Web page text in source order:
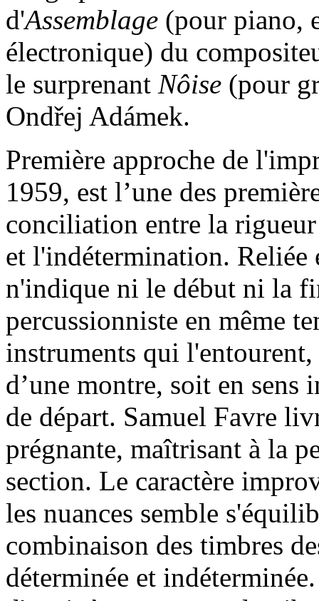
d'Assemblage (pour piano,
électronique) du
le surprenant Nôise (pour
Ondřej Adámek.
Première approche de
1959, est l’une des
conciliation entre la
et l'indétermination.
n'indique ni le début ni la
percussionniste en même
instruments qui
d’une montre, soit en sens
de départ. Samuel Favre
prégnante, maîtrisant à la
section. Le caractère
les nuances semble
combinaison des timbres
déterminée et